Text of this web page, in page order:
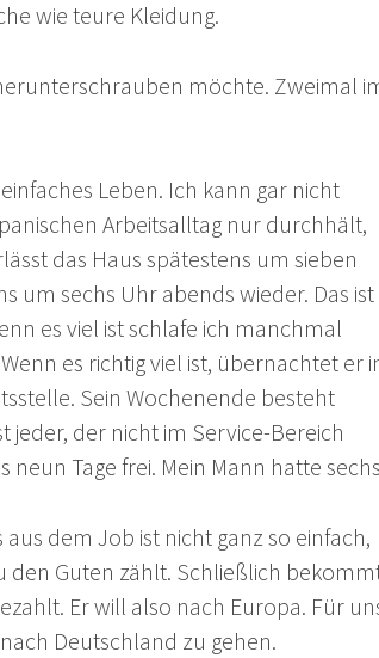
wie teure Kleidung.
möchte. Zweimal
Leben. Ich kann gar nicht
Arbeitsalltag nur durchhält,
das Haus spätestens um sieben
um sechs Uhr abends wieder. Das ist
es viel ist schlafe ich manchmal
es richtig viel ist, übernachtet er
Sein Wochenende besteht
jeder, der nicht im Service-Bereich
Tage frei. Mein Mann hatte
dem Job ist nicht ganz so einfach,
den Guten zählt. Schließlich
Er will also nach Europa. Für
Deutschland zu gehen.